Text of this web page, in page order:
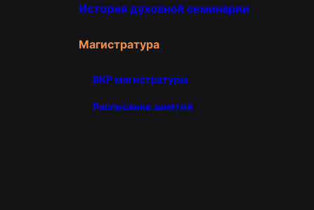
История духовной семинарии
Магистратура
ВКР магистратуры
Расписание занятий